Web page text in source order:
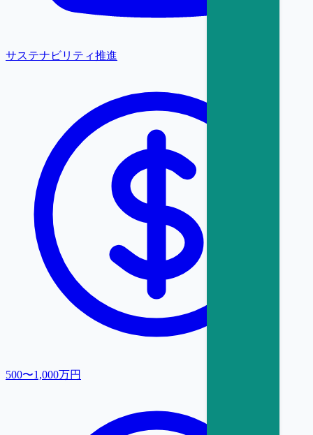
サステナビリティ推進
500〜1,000万円